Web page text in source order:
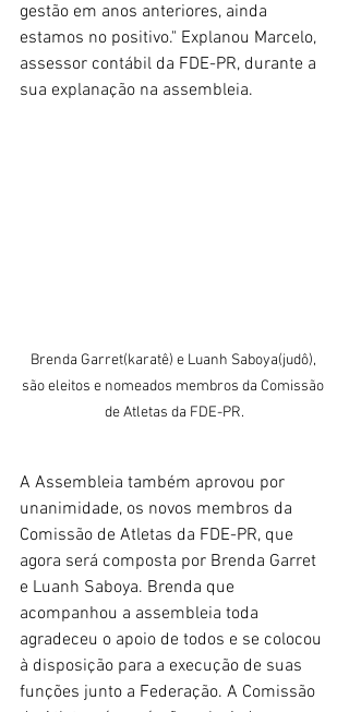
gestão em anos anteriores, ainda
estamos no positivo." Explanou Marcelo,
assessor contábil da FDE-PR, durante a
sua explanação na assembleia.
Brenda Garret(karatê) e Luanh Saboya(judô),
são eleitos e nomeados membros da Comissão
de Atletas da FDE-PR.
A Assembleia também aprovou por
unanimidade, os novos membros da
Comissão de Atletas da FDE-PR, que
agora será composta por Brenda Garret
e Luanh Saboya. Brenda que
acompanhou a assembleia toda
agradeceu o apoio de todos e se colocou
à disposição para a execução de suas
funções junto a Federação. A Comissão